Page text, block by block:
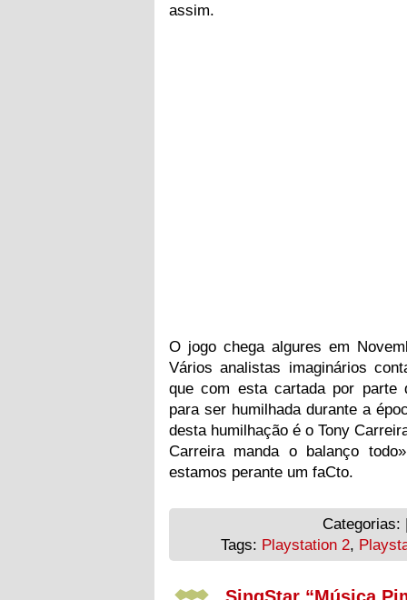
assim.
O jogo chega algures em
Vários analistas imaginários
que com esta cartada por parte
para ser humilhada durante a
desta humilhação é o Tony
Carreira manda o balanço
estamos perante um faCto.
Tags: Playstation 2,